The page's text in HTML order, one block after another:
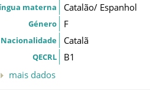
materna Catalão/ Espanhol
Género F
Nacionalidade Catalã
QECRL
B1
mais dados